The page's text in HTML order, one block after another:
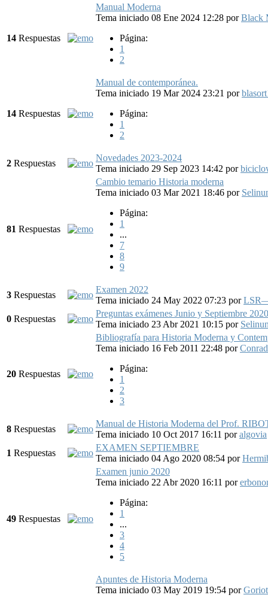
14 Respuestas
Manual Moderna
Tema iniciado 08 Ene 2024 12:28 porBlack
Página:
1
2
14 Respuestas
Manual de contemporánea.
Tema iniciado 19 Mar 2024 23:21 por
Página:
1
2
2 Respuestas
Novedades 2023-2024
Tema iniciado 29 Sep 2023 14:42 por
81 Respuestas
Cambio temario Historia moderna
Tema iniciado 03 Mar 2021 18:46 por
Página:
1
...
7
8
9
3 Respuestas
Examen 2022
Tema iniciado 24 May 2022 07:23 por
0 Respuestas
Preguntas exámenes Junio y Septiembre 2020
Tema iniciado 23 Abr 2021 10:15 por
20 Respuestas
Bibliografía para Historia Moderna y
Tema iniciado 16 Feb 2011 22:48 por
Página:
1
2
3
8 Respuestas
Manual de Historia Moderna del Prof.
Tema iniciado 10 Oct 2017 16:11 poralgovia
1 Respuestas
EXAMEN SEPTIEMBRE
Tema iniciado 04 Ago 2020 08:54 por
49 Respuestas
Examen junio 2020
Tema iniciado 22 Abr 2020 16:11 por
Página:
1
...
3
4
5
Apuntes de Historia Moderna
Tema iniciado 03 May 2019 19:54 porGoriot